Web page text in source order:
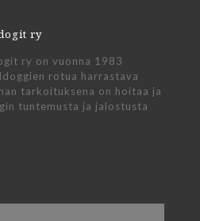
ry
ry on vuonna 1983
rotua harrastava
tarkoituksena on hoitaa ja
tuntemusta ja jalostusta